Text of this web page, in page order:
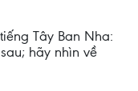
Tây Ban Nha:
hãy nhìn về